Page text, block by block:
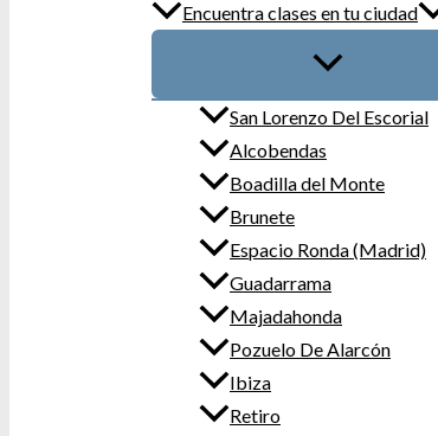
Encuentra clases en tu ciudad
San Lorenzo Del Escorial
Alcobendas
Boadilla del Monte
Brunete
Espacio Ronda (Madrid)
Guadarrama
Majadahonda
Pozuelo De Alarcón
Ibiza
Retiro